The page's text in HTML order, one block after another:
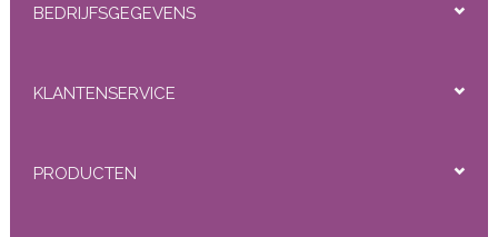
BEDRIJFSGEGEVENS
KLANTENSERVICE
PRODUCTEN